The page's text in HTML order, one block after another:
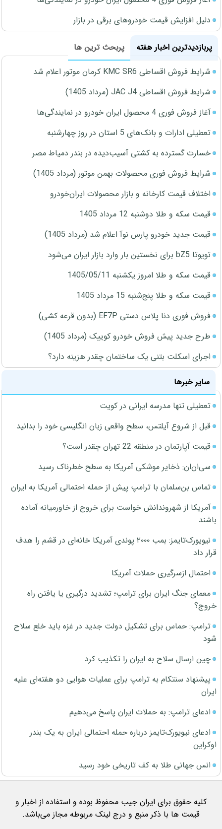
دلیل افزایش قیمت خودروهای برقی در بازار
پربازدیدترین اخبار هفته
پربحث ترین ها
شرایط فروش اقساطی KMC SR6 کرمان موتور اعلام شد
شرایط فروش اقساطی JAC J4 (مرداد 1405)
آغاز فروش فوری 4 محصول ایران خودرو در نمایندگی‌ها
تعطیلی ادارات و بانک‌های 5 استان در روز چهارشنبه
خسارت گسترده به کشتی آسیب‌دیده در بندر دمیاط مصر
شرایط فروش فوری محصولات بهمن موتور (مرداد 1405)
اختلاف قیمت کارخانه و بازار محصولات ایران‌خودرو
قیمت سکه و طلا دوشنبه 12 مرداد 1405
قیمت جدید خودرو پارس نوآ اعلام شد (مرداد 1405)
تویوتا bZ5 برای نخستین بار وارد بازار ایران می‌شود
قیمت سکه و طلا امروز یکشنبه 1405/05/11
قیمت سکه و طلا پنج‌شنبه 15 مرداد 1405
فروش فوری دنا پلاس دستی EF7P (بدون قرعه کشی)
طرح جدید پیش فروش خودرو کوییک (مرداد 1405)
اجرای اسکلت بتنی یک ساختمان چقدر هزینه دارد؟
سایر خبرها
تعطیلی تنها مدرسه ایرانی در کویت
قبل از شروع آیلتس، سطح واقعی زبان انگلیسی خود را بدانید
قیمت آپارتمان در منطقه 22 تهران چقدر است؟
سی‌ان‌ان: ذخایر موشکی آمریکا به سطح خطرناک رسید
تماس بن‌سلمان با ترامپ پیش از حمله احتمالی آمریکا به ایران
آمریکا از شهروندانش خواست برای خروج از خاورمیانه آماده
باشند
نیویورک‌تایمز: بمب ۲۰۰۰ پوندی آمریکا خانه‌ای در قشم را هدف
قرار داد
احتمال ازسرگیری حملات آمریکا
معمای جنگ ایران برای ترامپ؛ تشدید درگیری یا یافتن راه
خروج؟
ترامپ: حماس برای تشکیل دولت جدید در غزه باید خلع سلاح
شود
چین ارسال سلاح به ایران را تکذیب کرد
پیشنهاد سنتکام به ترامپ برای عملیات هوایی دو هفته‌ای علیه
ایران
ادعای ترامپ: به حملات ایران پاسخ می‌دهیم
ادعای نیویورک‌تایمز درباره حمله احتمالی ایران به یک بندر
اوکراین
انس جهانی طلا به کف تاریخی خود رسید
کلیه حقوق برای ایران جیب محفوظ بوده و استفاده از اخبار و
قیمت ها با ذکر منبع و درج لینک مربوطه مجاز می‌باشد.